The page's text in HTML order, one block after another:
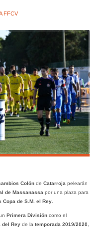
FFCV
Colónde Catarroja pelearán
de Massanassapor una plaza para
Copa de S.M. el Rey.
Primera Divisióncomo el
del Rey de la temporada 2019/2020,